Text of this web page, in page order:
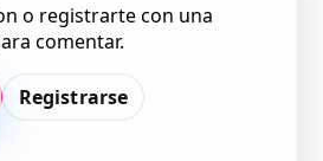
o registrarte con una
comentar.
Registrarse